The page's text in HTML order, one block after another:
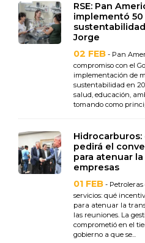
RSE: Pan
implementó
Jorge
02 FEB - Pan
compromiso con el
implementación de
sustentabilidad en
salud, educación,
tomando como
pedirá el
para atenuar
empresas
01 FEB -
servicios: qué
para atenuar la
las reuniones. La
comprometió en el
gobierno a que se...